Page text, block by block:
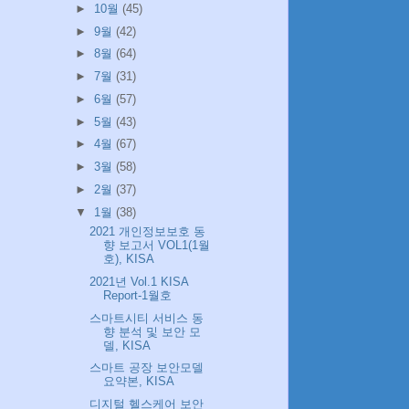
► 10월 (45)
► 9월 (42)
► 8월 (64)
► 7월 (31)
► 6월 (57)
► 5월 (43)
► 4월 (67)
► 3월 (58)
► 2월 (37)
▼ 1월 (38)
2021 개인정보보호 동
향 보고서 VOL1(1월
호), KISA
2021년 Vol.1 KISA
Report-1월호
스마트시티 서비스 동
향 분석 및 보안 모
델, KISA
스마트 공장 보안모델
요약본, KISA
디지털 헬스케어 보안